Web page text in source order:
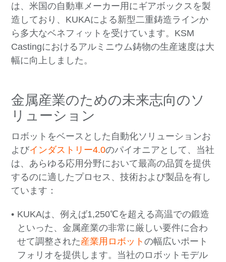
は、米国の自動車メーカー用にギアボックスを製
造しており、KUKAによる新型二重鋳造ラインか
ら多大なベネフィットを受けています。KSM
Castingにおけるアルミニウム鋳物の生産速度は大
幅に向上しました。
金属産業のための未来志向のソ
リューション
ロボットをベースとした自動化ソリューションお
よびインダストリー4.0のパイオニアとして、当社
は、あらゆる応用分野において最高の品質を提供
するのに適したプロセス、技術および製品を有し
ています：
KUKAは、例えば1,250℃を超える高温での鍛造
といった、金属産業の非常に厳しい要件に合わ
せて調整された産業用ロボットの幅広いポート
フォリオを提供します。当社のロボットモデル